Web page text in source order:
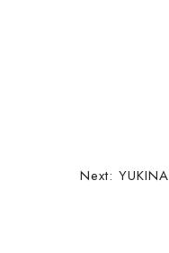
Next: YUKINA